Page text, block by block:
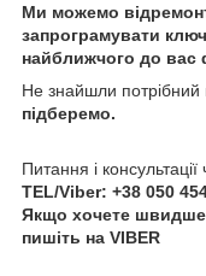
Ми можемо
запрограмувати
найближчого до вас
Не знайшли потрібний
підберемо.
Питання і консультації
TEL/Viber: +38 050
Якщо хочете швидше
пишіть на VIBER